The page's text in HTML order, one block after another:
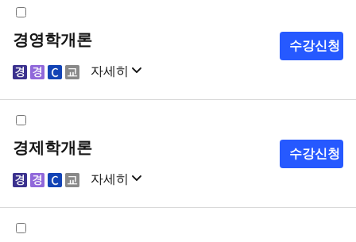
경영학개론
자세히
샘플강의 강의계획서
수강신청
경제학개론
자세히
샘플강의 강의계획서
수강신청